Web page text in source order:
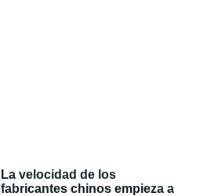
La velocidad de los
fabricantes chinos empieza a